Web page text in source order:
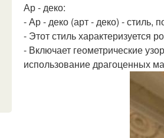
Ар - деко:
- Ар - деко (арт - деко) - стиль,
- Этот стиль характеризуется
- Включает геометрические
использование драгоценных